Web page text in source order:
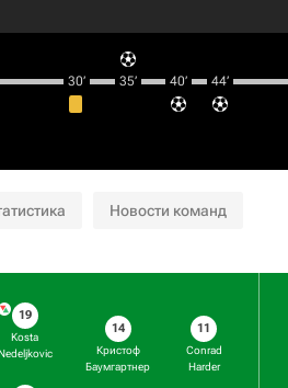
30‎’‎ 35‎’‎ 40‎’‎ 44‎’‎
Новости команд
19
Kosta
14
Кристоф
Баумгартнер
11
Conrad
Harder